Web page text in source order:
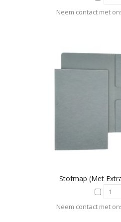
Neem contact met
Stofmap (met
Neem contact met